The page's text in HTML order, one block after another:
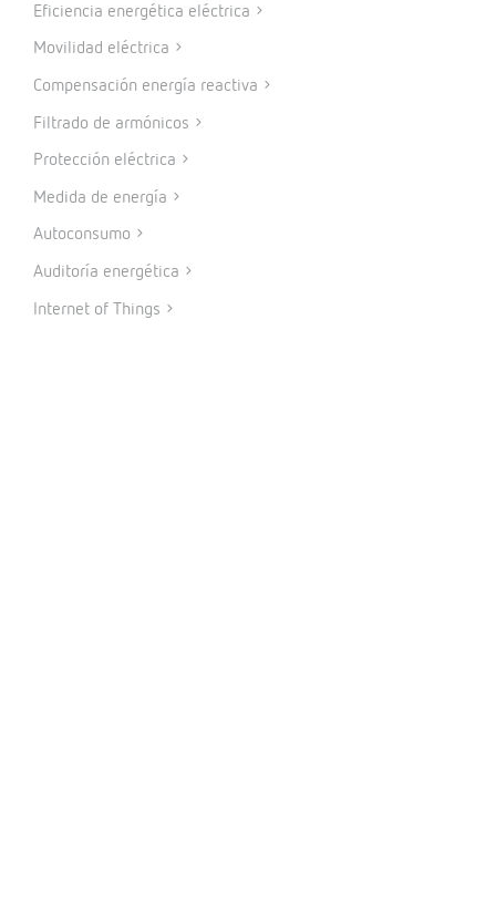
Eficiencia energética eléctrica
Movilidad eléctrica
Compensación energía reactiva
Filtrado de armónicos
Protección eléctrica
Medida de energía
Autoconsumo
Auditoría energética
Internet of Things